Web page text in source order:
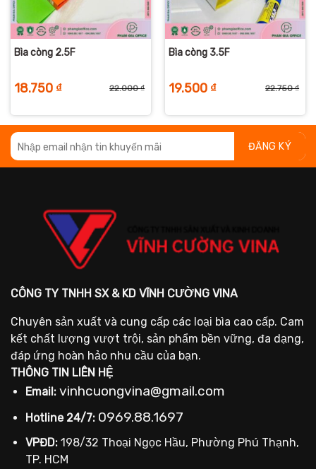
Bìa còng 2.5F
22.000₫
22.000 ₫.
18.750 ₫
là:
18.750 ₫.
Bìa còng 3.5F
22.750₫
19.500 ₫
là:
₫.
₫.
CÔNG TY TNHH SX & KD VĨNH CƯỜNG VINA
Chuyên sản xuất và cung cấp các loại bìa cao cấp. Cam
kết chất lượng vượt trội, sản phẩm bền vững, đa dạng,
đáp ứng hoàn hảo nhu cầu của bạn.
THÔNG TIN LIÊN HỆ
Email: vinhcuongvina@gmail.com
Hotline 24/7: 0969.88.1697
VPĐD: 198/32 Thoại Ngọc Hầu, Phường Phú Thạnh,
TP. HCM